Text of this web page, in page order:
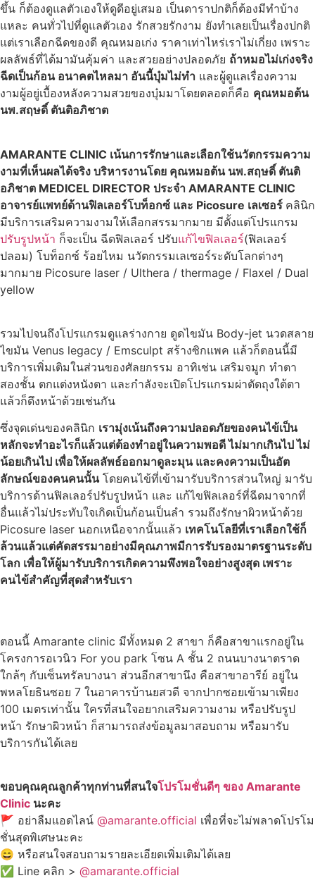
ขึ้น ก็ต้องดูแลตัวเองให้ดูดีอยู่เสมอ เป็นดาราปกติก็ต้องมีทำบ้าง
แหละ คนทั่วไปที่ดูแลตัวเอง รักสวยรักงาม ยังทำเลยเป็นเรื่องปกติ
แต่เราเลือกฉีดของดี คุณหมอเก่ง ราคาเท่าไหร่เราไม่เกี่ยง เพราะ
ผลลัพธ์ที่ได้มามันคุ้มค่า และสวยอย่างปลอดภัย ถ้าหมอไม่เก่งจริง
ฉีดเป็นก้อน อนาคตไหลมา อันนี้บุ๋มไม่ทำ และผู้ดูแลเรื่องความ
งามผู้อยู่เบื้องหลังความสวยของบุ๋มมาโดยตลอดก็คือ คุณหมอต้น
นพ.สฤษดิ์ ตันติอภิชาต
AMARANTE CLINIC เน้นการรักษาและเลือกใช้นวัตกรรมความ
งามที่เห็นผลได้จริง บริหารงานโดย คุณหมอต้น นพ.สฤษดิ์ ตันติ
อภิชาต MEDICEL DIRECTOR ประจำ AMARANTE CLINIC
อาจารย์แพทย์ด้านฟิลเลอร์โบท็อกซ์ และ Picosure เลเซอร์ คลินิก
มีบริการเสริมความงามให้เลือกสรรมากมาย มีตั้งแต่โปรแกรม
ปรับรูปหน้า ก็จะเป็น ฉีดฟิลเลอร์ ปรับแก้ไขฟิลเลอร์(ฟิลเลอร์
ปลอม) โบท็อกซ์ ร้อยไหม นวัตกรรมเลเซอร์ระดับโลกต่างๆ
มากมาย Picosure laser / Ulthera / thermage / Flaxel / Dual
yellow
รวมไปจนถึงโปรแกรมดูแลร่างกาย ดูดไขมัน Body-jet นวดสลาย
ไขมัน Venus legacy / Emsculpt สร้างซิกแพค แล้วก็ตอนนี้มี
บริการเพิ่มเติมในส่วนของศัลยกรรม อาทิเช่น เสริมจมูก ทำตา
สองชั้น ตกแต่งหนังตา และกำลังจะเปิดโปรแกรมผ่าตัดถุงใต้ตา
แล้วก็ดึงหน้าด้วยเช่นกัน
ซึ่งจุดเด่นของคลินิก เรามุ่งเน้นถึงความปลอดภัยของคนไข้เป็น
หลักจะทำอะไรก็แล้วแต่ต้องทำอยู่ในความพอดี ไม่มากเกินไป ไม่
น้อยเกินไป เพื่อให้ผลลัพธ์ออกมาดูละมุน และคงความเป็นอัต
ลักษณ์ของคนคนนั้นโดยคนไข้ที่เข้ามารับบริการส่วนใหญ่ มารับ
บริการด้านฟิลเลอร์ปรับรูปหน้า และ แก้ไขฟิลเลอร์ที่ฉีดมาจากที่
อื่นแล้วไม่ประทับใจเกิดเป็นก้อนเป็นลำ รวมถึงรักษาผิวหน้าด้วย
Picosure laser นอกเหนือจากนั้นแล้ว เทคโนโลยีที่เราเลือกใช้ก็
ล้วนแล้วแต่คัดสรรมาอย่างมีคุณภาพมีการรับรองมาตรฐานระดับ
โลก เพื่อให้ผู้มารับบริการเกิดความพึงพอใจอย่างสูงสุด เพราะ
คนไข้สำคัญที่สุดสำหรับเรา
ตอนนี้ Amarante clinic มีทั้งหมด 2 สาขา ก็คือสาขาแรกอยู่ใน
โครงการอเวนิว For you park โซน A ชั้น 2 ถนนบางนาตราด
ใกล้ๆ กับเซ็นทรัลบางนา ส่วนอีกสาขานึง คือสาขาอารีย์ อยู่ใน
พหลโยธินซอย 7 ในอาคารบ้านยสวดี จากปากซอยเข้ามาเพียง
100 เมตรเท่านั้น ใครที่สนใจอยากเสริมความงาม หรือปรับรูป
หน้า รักษาผิวหน้า ก็สามารถส่งข้อมูลมาสอบถาม หรือมารับ
บริการกันได้เลย
ขอบคุณคุณลูกค้าทุกท่านที่สนใจโปรโมชั่นดีๆ ของ Amarante
Clinic นะคะ
🚩 อย่าลืมแอดไลน์ @amarante.official เพื่อที่จะไม่พลาดโปรโม
ชั่นสุดพิเศษนะคะ
😄 หรือสนใจสอบถามรายละเอียดเพิ่มเติมได้เลย
✅ Line คลิก > @amarante.official